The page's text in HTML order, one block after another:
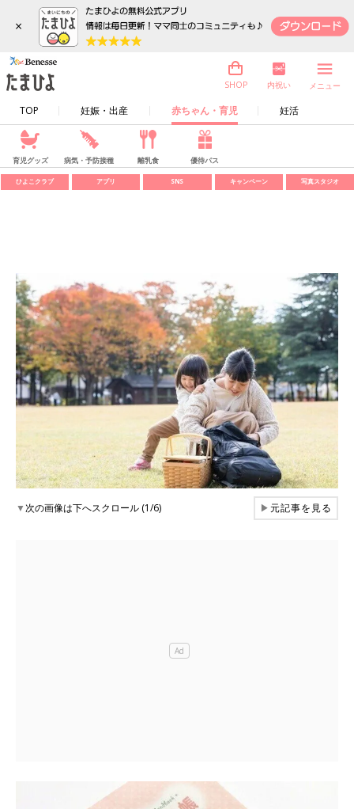
×
TOP 妊娠・出産 赤ちゃん・育児 妊活
SHOP 内祝い メニュー
育児グッズ 病気・予防接種 離乳食 優待パス
ひよこクラブ アプリ SNS キャンペーン 写真スタジオ
▼次の画像は下へスクロール (1/6) ▶元記事を見る